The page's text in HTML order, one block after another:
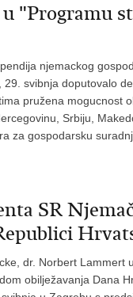
"Programu
njemackog
svibnja doputovalo
pružena mogucnost
Srbiju,
za gospodarsku
SR
dr. Norbert Lammert
obilježavanja Dana